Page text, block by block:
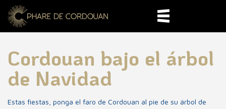
Cordouan bajo el árbol
de Navidad
Estas fiestas, ponga el faro de Cordouan al pie de su árbol de